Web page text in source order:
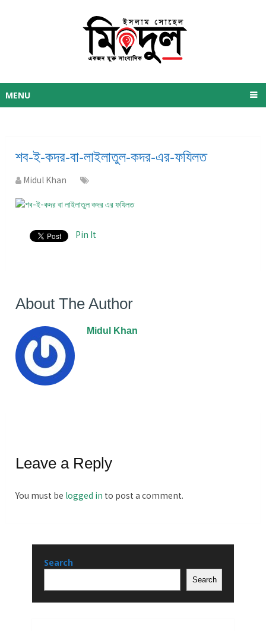
MENU
শব-ই-কদর-বা-লাইলাতুল-কদর-এর-ফযিলত
Midul Khan
Pin It
About The Author
Midul Khan
Leave a Reply
You must be logged in to post a comment.
Search
Search